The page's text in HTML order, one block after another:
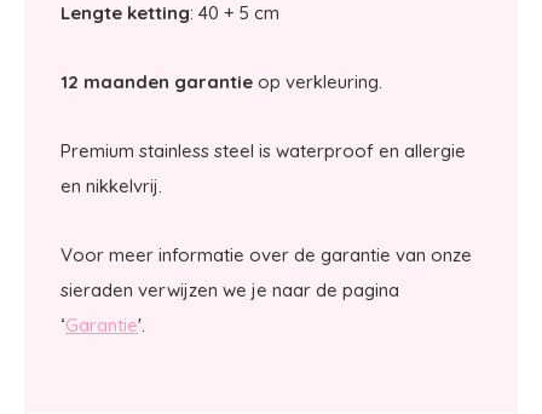
Lengte ketting: 40 + 5 cm
12 maanden garantie op verkleuring.
Premium stainless steel is waterproof en allergie
en nikkelvrij.
Voor meer informatie over de garantie van onze
sieraden verwijzen we je naar de pagina
‘Garantie'.